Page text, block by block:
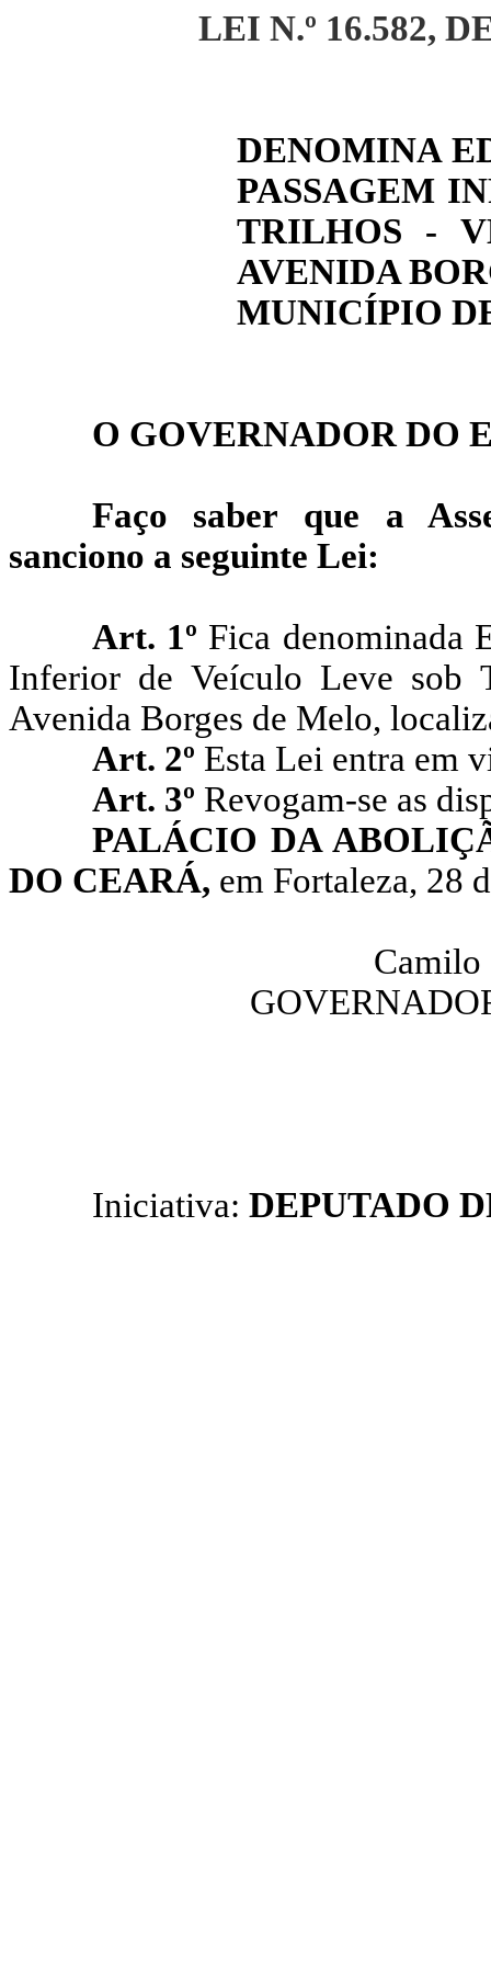
LEI N.º 16.582,
DENOMINA
PASSAGEM
TRILHOS -
AVENIDA
MUNICÍPIO
O GOVERNADOR DO
Faço saber que a
sanciono a seguinte Lei:
Art. 1º Fica denominada
Inferior de Veículo Leve sob
Avenida Borges de Melo,
Art. 2º Esta Lei entra em
Art. 3º Revogam-se as
PALÁCIO DA
DO CEARÁ, em Fortaleza, 28
Camilo
Iniciativa: DEPUTADO